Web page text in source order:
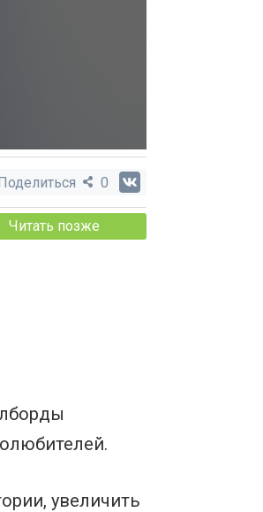
0
Читать позже
увеличить